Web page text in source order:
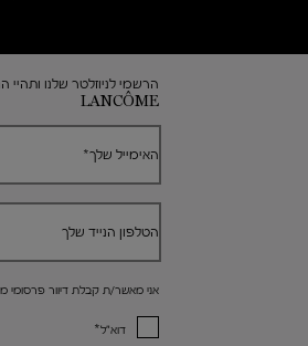
הרשמי לניוזלטר שלנו
LANCÔME
האימייל שלך*
הטלפון הנייד שלך
אני מאשר/ת קבלת דיוור פרסומי
דוא"ל*